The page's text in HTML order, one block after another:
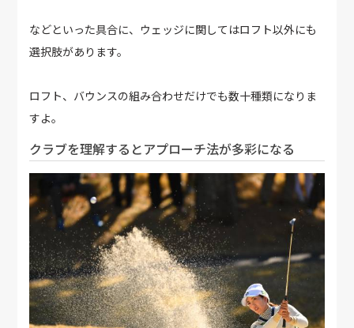
などといった具合に、ウェッジに関してはロフト以外にも
選択肢があります。
ロフト、バウンスの組み合わせだけでも数十種類になりま
すよ。
クラブを理解するとアプローチ法が多彩になる